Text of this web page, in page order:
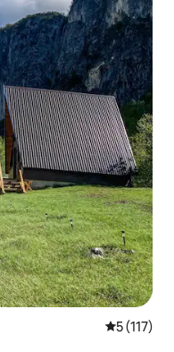
საშუალო
5 (117)